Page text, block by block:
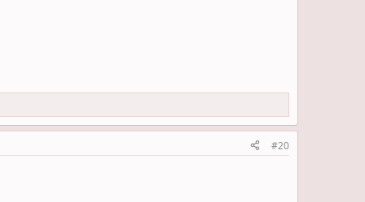
#20